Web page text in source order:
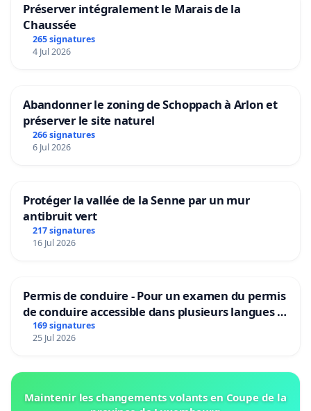
Préserver intégralement le Marais de la
Chaussée
265 signatures
4 Jul 2026
Abandonner le zoning de Schoppach à Arlon et
préserver le site naturel
266 signatures
6 Jul 2026
Protéger la vallée de la Senne par un mur
antibruit vert
217 signatures
16 Jul 2026
Permis de conduire - Pour un examen du permis
de conduire accessible dans plusieurs langues à
Bruxelles
169 signatures
25 Jul 2026
Maintenir les changements volants en Coupe de la